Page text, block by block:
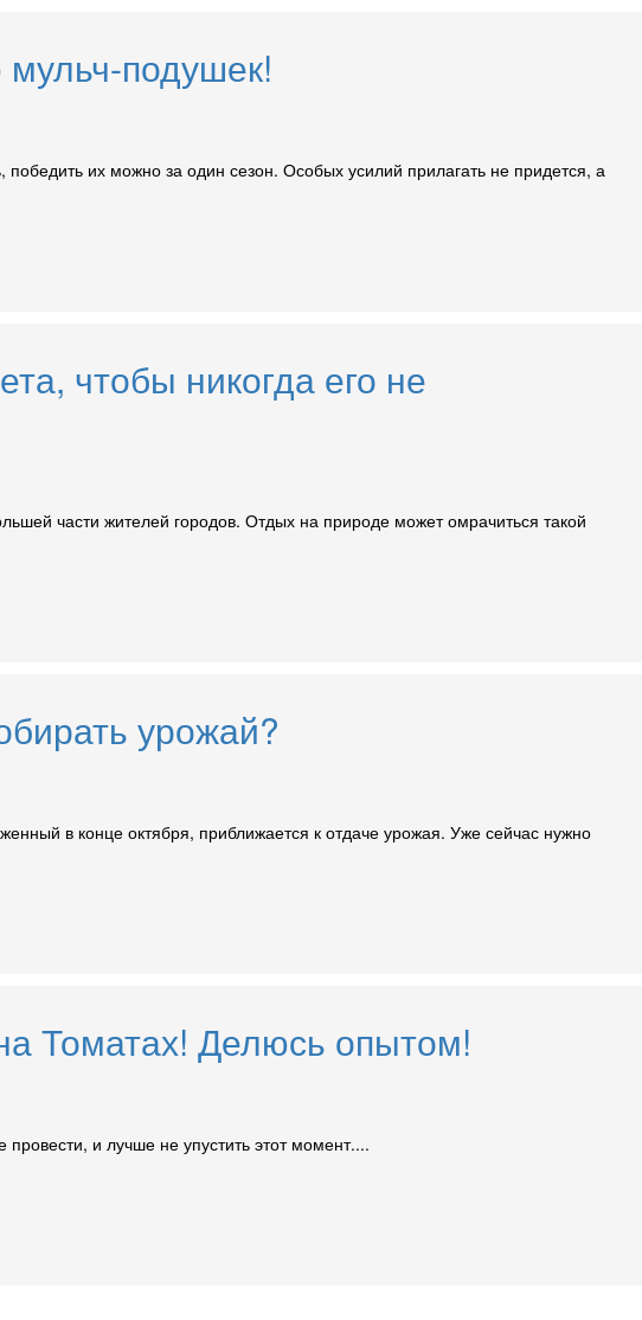
подушек!
их можно за один сезон. Особых усилий прилагать не придется, а
чтобы никогда его не
части жителей городов. Отдых на природе может омрачиться такой
урожай?
в конце октября, приближается к отдаче урожая. Уже сейчас нужно
Томатах! Делюсь опытом!
и лучше не упустить этот момент....